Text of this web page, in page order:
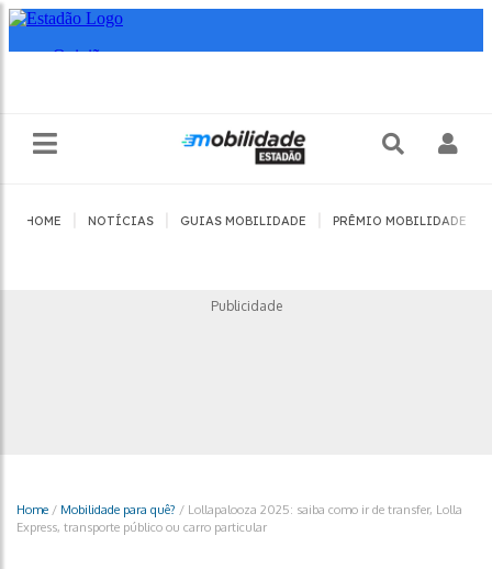
HOME NOTÍCIAS GUIAS MOBILIDADE PRÊMIO MOBILIDADE
Publicidade
Home / Mobilidade para quê? / Lollapalooza 2025: saiba como ir de transfer, Lolla
Express, transporte público ou carro particular